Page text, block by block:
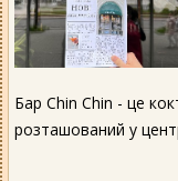
Бар Chin Chin - це
розташований у